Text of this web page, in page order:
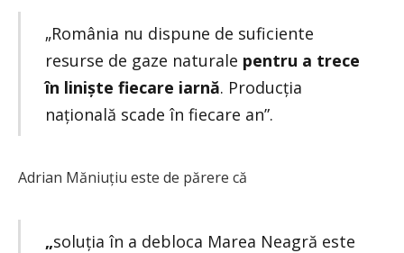
„România nu dispune de suficiente
resurse de gaze naturale pentru a trece
în liniște fiecare iarnă. Producția
națională scade în fiecare an”.
Adrian Măniuțiu este de părere că
„soluția în a debloca Marea Neagră este